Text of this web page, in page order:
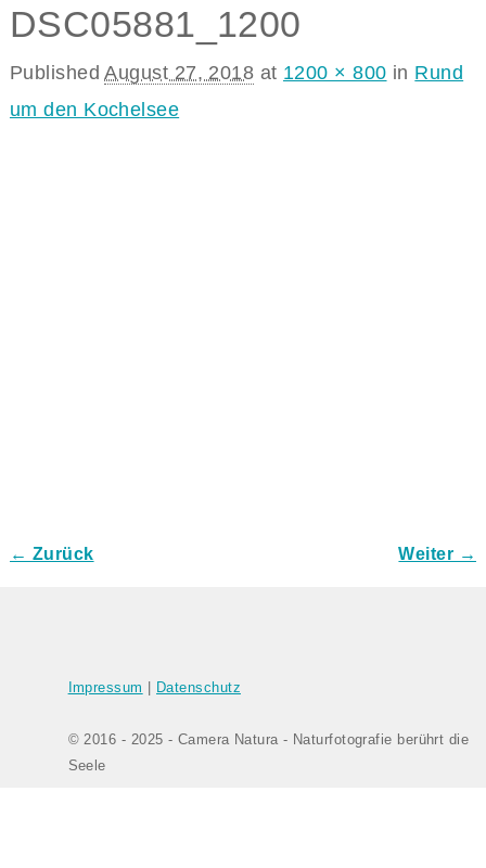
DSC05881_1200
PublishedAugust 27, 2018 at 1200 × 800 in Rund
um den Kochelsee
← Zurück Weiter →
Impressum Datenschutz
© 2016 - 2025 - Camera Natura - Naturfotografie berührt die
Seele